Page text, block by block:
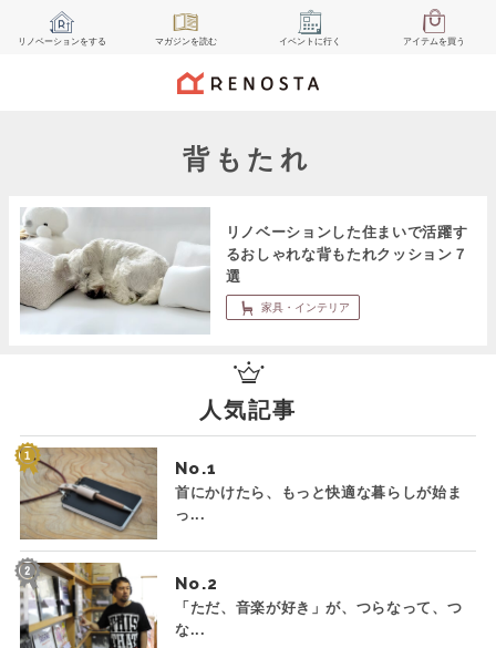
リノベーションをする マガジンを読む イベント に行く アイテムを買う
背もたれ
リノベーションした住まいで活躍す
るおしゃれな背もたれクッション７
選
家具・インテリア
人気記事
No.
首にかけたら、もっと快適な暮らしが始ま
っ...
No.
「ただ、音楽が好き」が、つらなって、つ
な...